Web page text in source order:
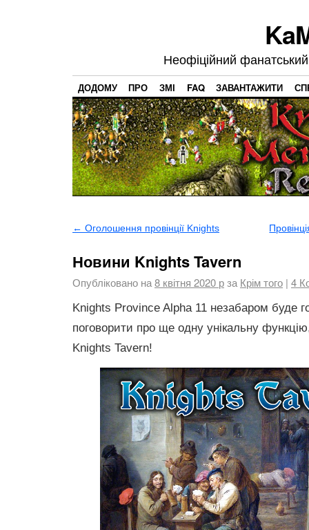
Неофіційний
ДОДОМУ ПРО ЗМІ FAQ ЗАВАНТАЖИТИ
← Оголошення провінції Knights
Новини Knights Tavern
Опубліковано на8 квітня 2020 рза Крім того | 4
Knights Province Alpha 11 незабаром буде
поговорити про ще одну унікальну
Knights Tavern!